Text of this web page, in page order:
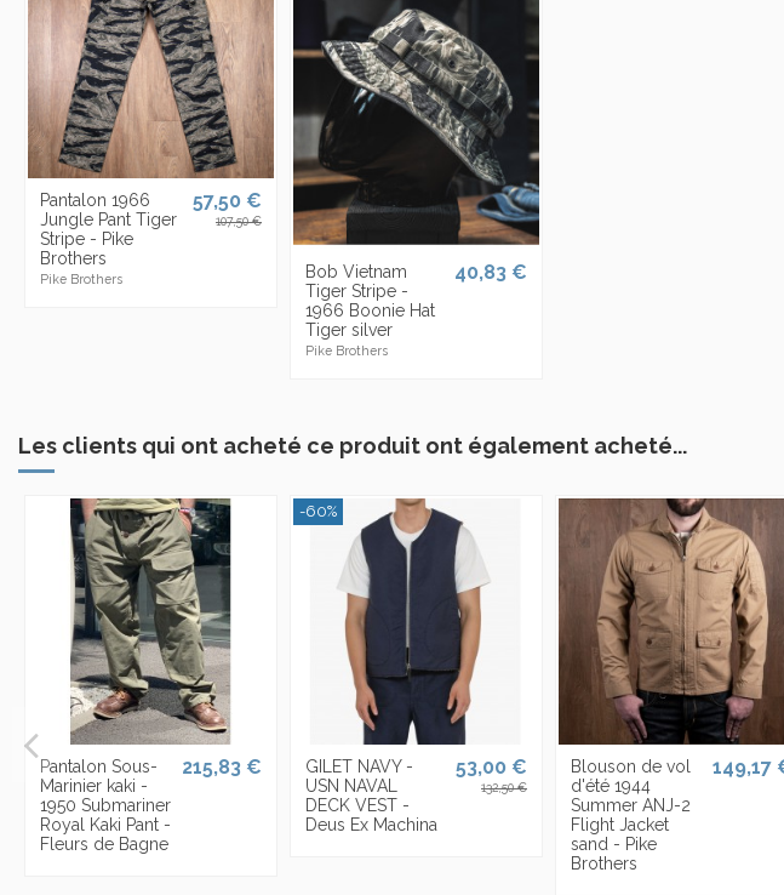
Pantalon 1966
Jungle Pant Tiger
Stripe - Pike
Brothers
Pike Brothers
57,50 €
107,50 €
Bob Vietnam
Tiger Stripe -
1966 Boonie Hat
Tiger silver
Pike Brothers
40,83 €
Les clients qui ont acheté ce produit ont également acheté...
Pantalon Sous-
Marinier kaki -
1950 Submariner
Royal Kaki Pant -
Fleurs de Bagne
215,83 €
-60%
GILET NAVY -
USN NAVAL
DECK VEST -
Deus Ex Machina
53,00 €
132,50 €
Blouson de vol
d'été 1944
Summer ANJ-2
Flight Jacket
sand - Pike
Brothers
149,17